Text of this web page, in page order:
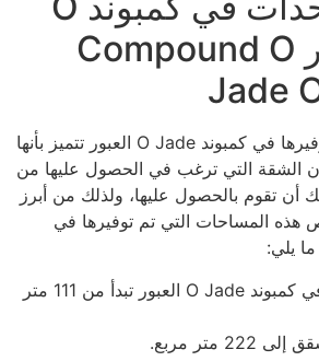
Jade العبور Compound O
Jade
إن المساحة التي تم توفيرها في كمبوند O Jade العبور تتميز بأنها
الشقة التي ترغب في الحصول عليها من
أن تقوم بالحصول عليها، ولذلك من أبرز
هذه المساحات التي تم توفيرها في
مساحة الشقق في كمبوند O Jade العبور تبدأ من 111 متر
متر مربع.